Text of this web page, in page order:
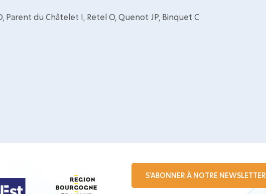
Parent du Châtelet I, Retel O, Quenot JP, Binquet C
S'ABONNER À NOTRE NEWSLETTER